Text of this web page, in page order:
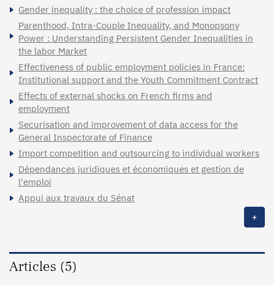
Gender inequality : the choice of profession impact
Parenthood, Intra-Couple Inequality, and Monopsony
Power : Understanding Persistent Gender Inequalities in
the labor Market
Effectiveness of public employment policies in France:
Institutional support and the Youth Commitment Contract
Effects of external shocks on French firms and
employment
Securisation and improvement of data access for the
General Inspectorate of Finance
Import competition and outsourcing to individual workers
Dépendances juridiques et économiques et gestion de
l'emploi
Appui aux travaux du Sénat
+
Articles (5)